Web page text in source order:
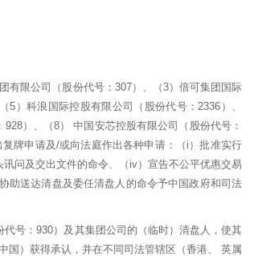
有限公司（股份代号：307）、（3）倍可集团国际
）科浪国际控股有限公司（股份代号：2336）、
）、（8） 中国安芯控股有限公司（股份代号：
牌申请及/或向法庭作出各种申请：（i）批准实行
问及交出文件的命令、（iv）宣告不公平优惠交易
助送达清盘及委任清盘人的命令予中国政府和司法
号：930）及其集团公司的（临时）清盘人，使其
国）获得承认，并在不同司法管辖区（香港、 英属